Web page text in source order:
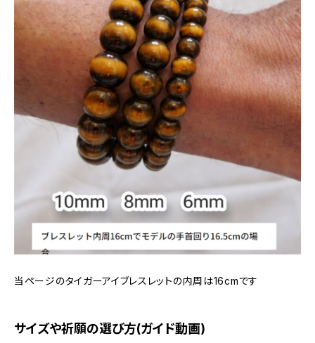
当ページのタイガーアイブレスレットの内周は16cmです
サイズや祈願の選び方(ガイド動画)